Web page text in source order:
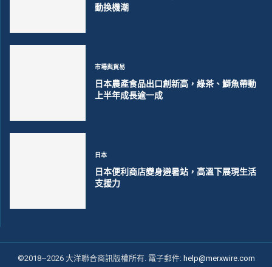
動換機潮
市場與貿易
日本農產食品出口創新高，綠茶、鰤魚帶動
上半年成長逾一成
日本
日本便利商店變身避暑站，高溫下展現生活
支援力
©2018~2026 大洋聯合商訊版權所有. 電子郵件: help@merxwire.com